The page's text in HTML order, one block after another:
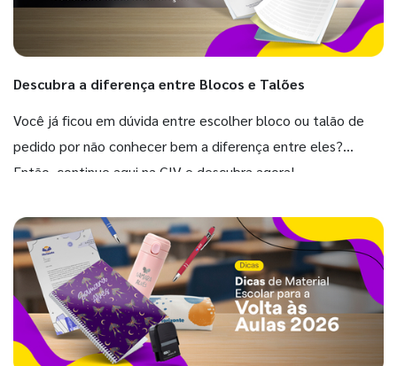
Descubra a diferença entre Blocos e Talões
Você já ficou em dúvida entre escolher bloco ou talão de
pedido por não conhecer bem a diferença entre eles?
Então, continue aqui na GIV e descubra agora!